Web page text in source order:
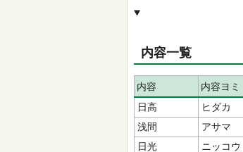
内容一覧
内容 内容ヨミ
日高
ヒダカ
浅間
アサマ
日光
ニッコウ